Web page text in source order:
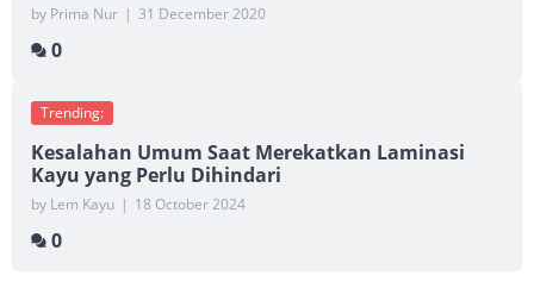
by Prima Nur | 31 December 2020
0
Trending:
Kesalahan Umum Saat Merekatkan Laminasi
Kayu yang Perlu Dihindari
by Lem Kayu | 18 October 2024
0